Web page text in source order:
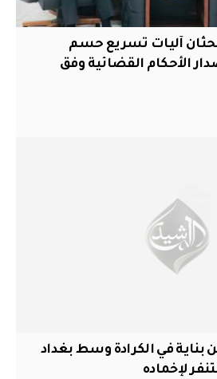
آليات تسريع حسم
الأحكام القضائية وفق
بناية في الكرادة وسط بغداد
لإخماده